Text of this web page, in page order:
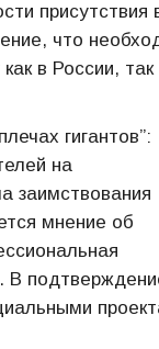
присутствия
что
в России, так
гигантов”:
на
заимствования
мнение об
В